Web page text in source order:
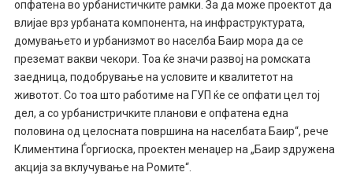
опфатена во урбанистичките рамки. За да може проектот да
влијае врз урбаната компонента, на инфраструктурата,
домувањето и урбанизмот во населба Баир мора да се
преземат вакви чекори. Тоа ќе значи развој на ромската
заедница, подобрување на условите и квалитетот на
животот. Со тоа што работиме на ГУП ќе се опфати цел тој
дел, а со урбанистричките планови е опфатена една
половина од целосната површина на населбата Баир“, рече
Климентина Ѓоргиоска, проектен менаџер на „Баир здружена
акција за вклучување на Ромите“.